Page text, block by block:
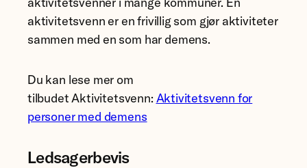
aktivitetsvenn er en frivillig som gjør aktiviteter
sammen med en som har demens.
Du kan lese mer om
tilbudet Aktivitetsvenn: Aktivitetsvenn for
personer med demens
Ledsagerbevis